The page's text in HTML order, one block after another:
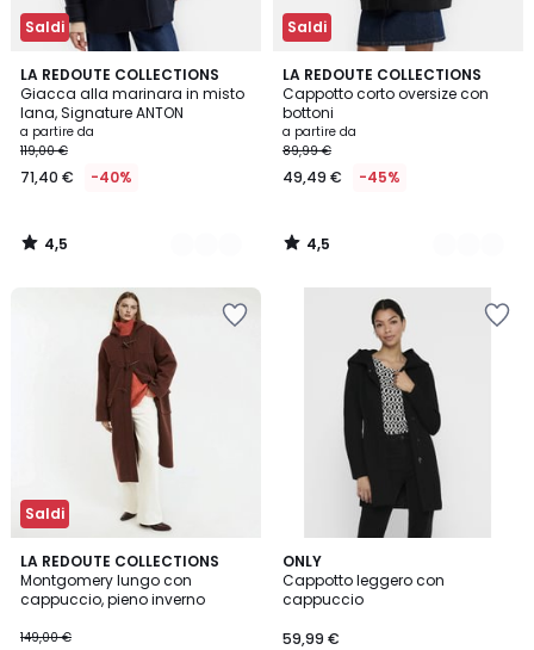
Saldi
LA REDOUTE COLLECTIONS
Giacca alla marinara in misto
lana, Signature ANTON
a partire da
119,00 €
71,40 € -40%
4,5
/ 5
2
Colori
4,5
/
Saldi
LA REDOUTE COLLECTIONS
Cappotto corto oversize con
bottoni
a partire da
89,99 €
49,49 € -45%
4,5
/ 5
2
Colori
4,5
/
Saldi
LA REDOUTE COLLECTIONS
Montgomery lungo con
cappuccio, pieno inverno
149,00 €
4,6
/ 5
ONLY
Cappotto leggero con
cappuccio
59,99 €
4,5
/ 5
2
Colori